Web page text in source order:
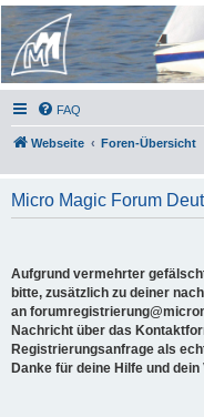
Micro Magic
Deutschland
FAQ
Webseite Foren-Übersicht
Micro Magic Forum
Aufgrund vermehrter
bitte, zusätzlich zu deiner
an
Nachricht über das
Registrierungsanfrage als
Danke für deine Hilfe und